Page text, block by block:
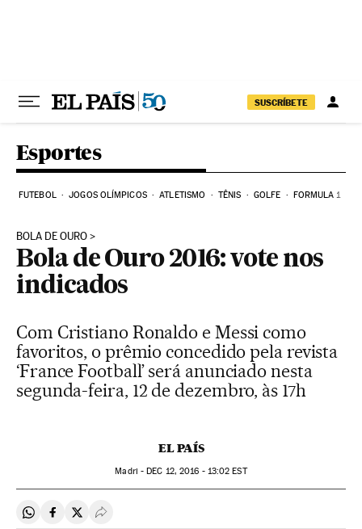
SUSCRÍBETE
Esportes
FUTEBOL JOGOS OLÍMPICOS ATLETISMO TÊNIS GOLFE FORMULA 1
BOLA DE OURO
Bola de Ouro 2016: vote nos
indicados
Com Cristiano Ronaldo e Messi como
favoritos, o prêmio concedido pela revista
‘France Football’ será anunciado nesta
segunda-feira, 12 de dezembro, às 17h
EL PAÍS
Madri -DEC 12, 2016 - 13:02 EST
Compartir en Whatsapp
Compartir en Facebook
Compartir en Twitter
Desplegar Redes Sociales